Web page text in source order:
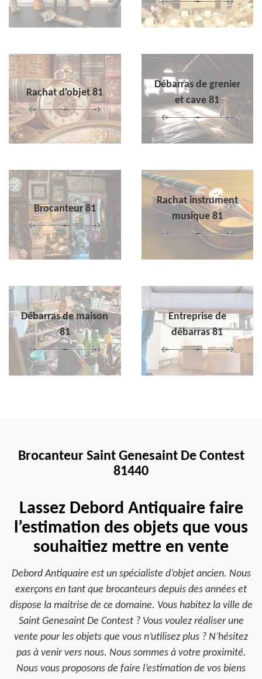
Rachat d'objet 81
Débarras de grenier
et cave 81
Brocanteur 81
Rachat instrument
musique 81
Débarras de maison
81
Entreprise de
débarras 81
Brocanteur Saint Genesaint De Contest
81440
Lassez Debord Antiquaire faire
l’estimation des objets que vous
souhaitiez mettre en vente
Debord Antiquaire est un spécialiste d’objet ancien. Nous
exerçons en tant que brocanteurs depuis des années et
dispose la maitrise de ce domaine. Vous habitez la ville de
Saint Genesaint De Contest ? Vous voulez réaliser une
vente pour les objets que vous n’utilisez plus ? N’hésitez
pas à venir vers nous. Nous sommes à votre proximité.
Nous vous proposons de faire l’estimation de vos biens